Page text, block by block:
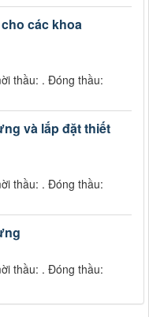
các khoa
thầu: . Đóng thầu:
và lắp đặt thiết
thầu: . Đóng thầu:
thầu: . Đóng thầu: